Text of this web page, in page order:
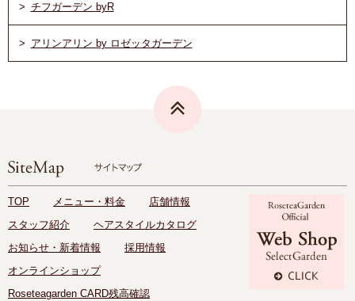
チフガーデン byR
アリンアリン by ロゼッタガーデン
TOP メニュー・料金
店舗情報
スタッフ紹介
ヘアスタイルカタログ
お知らせ・新着情報
採用情報
オンラインショップ
Roseteagarden CARD残高確認